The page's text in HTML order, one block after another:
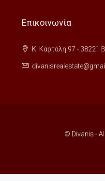
Επικοινωνία
Κ. Καρτάλη 97 - 38221
© Divanis -